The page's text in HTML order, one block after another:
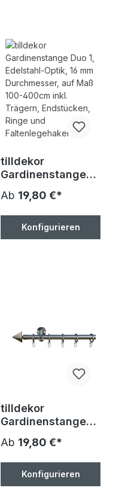
tilldekor
Gardinenstange
Optik, 16 mm
Durchmesser, auf
Maß 100-400cm
inkl. Trägern,
Ab 19,80 €*
Konfigurieren
tilldekor
Gardinenstange
Edelstahl-Optik,
16 mm
Durchmesser, auf
Maß 100-400cm
Ab 19,80 €*
Konfigurieren